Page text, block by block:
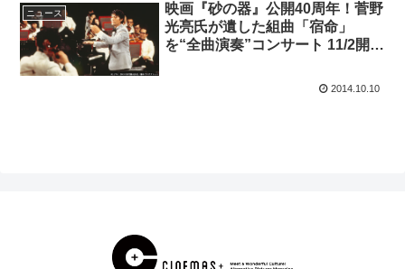
ニュース
映画『砂の器』公開40周年！菅野
光亮氏が遺した組曲「宿命」
を“全曲演奏”コンサート 11/2開催
2014.10.10